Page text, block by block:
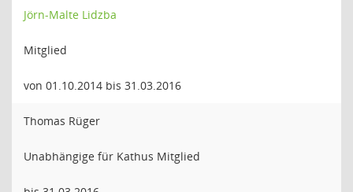
Jörn-Malte Lidzba
Mitglied
von 01.10.2014 bis 31.03.2016
Thomas Rüger
Unabhängige für Kathus Mitglied